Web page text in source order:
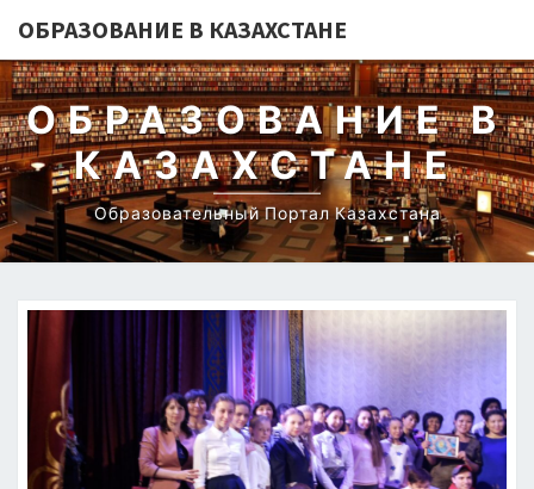
ОБРАЗОВАНИЕ В КАЗАХСТАНЕ
ОБРАЗОВАНИЕ В
КАЗАХСТАНЕ
Образовательный Портал Казахстана